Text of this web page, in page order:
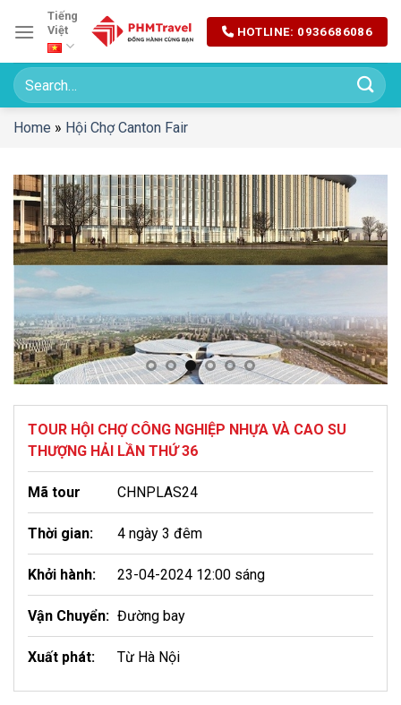
đến
dung
Tiếng
Việt
HOTLINE: 0936686086
Home » Hội Chợ Canton Fair
TOUR HỘI CHỢ CÔNG NGHIỆP NHỰA VÀ CAO SU
THƯỢNG HẢI LẦN THỨ 36
Mã tour CHNPLAS24
Thời gian: 4 ngày 3 đêm
Khởi hành: 23-04-2024 12:00 sáng
Vận Chuyển: Đường bay
Xuất phát: Từ Hà Nội